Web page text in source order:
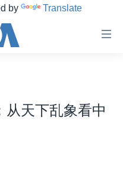
by Translate
从天下乱象看中